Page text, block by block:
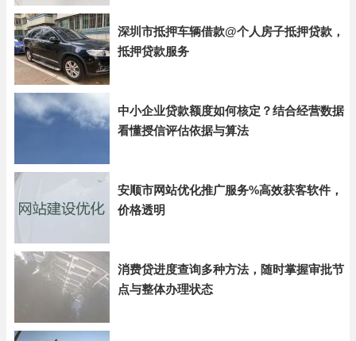
深圳市抵押车辆借款@个人房子抵押贷款，
抵押贷款服务
中小企业贷款额度如何核定？结合经营数据
看懂授信评估依据与算法
安顺市网站优化推广服务%高效获客软件，
价格透明
消费贷进度查询多种方法，随时掌握审批节
点与整体办理状态